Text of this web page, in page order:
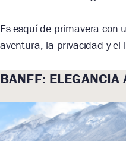
Es esquí de primavera con
aventura, la privacidad y el
BANFF: ELEGANCIA